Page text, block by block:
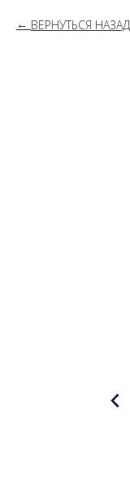
ВЕРНУТЬСЯ НАЗАД